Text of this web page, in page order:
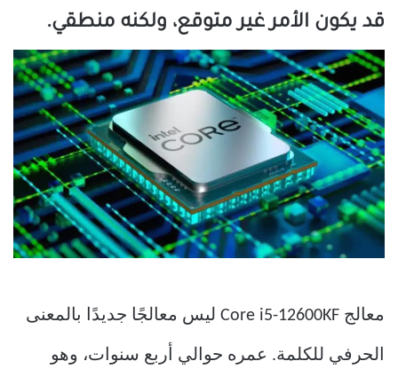
قد يكون الأمر غير متوقع، ولكنه منطقي.
معالج Core i5-12600KF ليس معالجًا جديدًا بالمعنى
الحرفي للكلمة. عمره حوالي أربع سنوات، وهو